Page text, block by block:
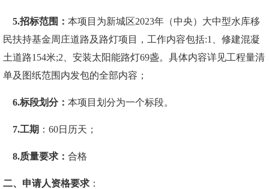
5.招标范围 ： 本项目为新城区2023年（中央）大中型水库移
民扶持基金周庄道路及路灯项目，工作内容包括:1、修建混凝
土道路154米;2、安装太阳能路灯69盏。 具体内容详见工程量清
单及图纸范围内发包的全部内容；
6.标段划分： 本项目划分为一个标段。
7.工期 ： 60日历天 ；
8.质量要求 ： 合格
二、申请人资格要求 ：